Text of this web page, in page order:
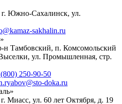
г. Южно-Сахалинск, ул.
sakhalin.ru
н Тамбовский, п. Комсомольский
ул. Промышленная, стр.
250-90-50
doka.ru
Миасс, ул. 60 лет Октября, д. 19